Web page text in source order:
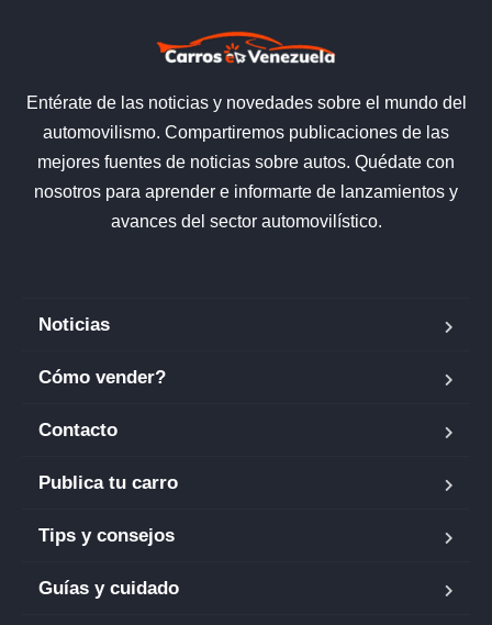
Entérate de las noticias y novedades sobre el mundo del
automovilismo. Compartiremos publicaciones de las
mejores fuentes de noticias sobre autos. Quédate con
nosotros para aprender e informarte de lanzamientos y
avances del sector automovilístico.
Noticias
Cómo vender?
Contacto
Publica tu carro
Tips y consejos
Guías y cuidado